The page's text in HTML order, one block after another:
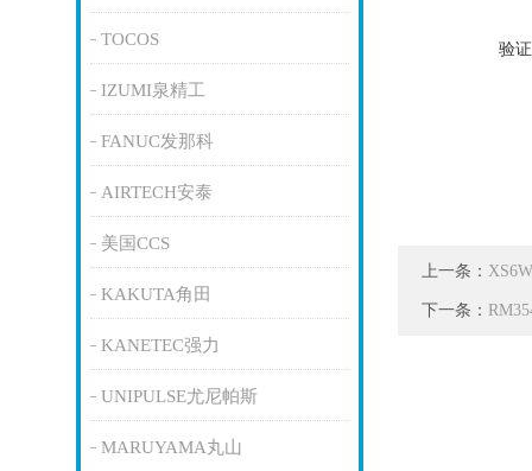
TOCOS
IZUMI泉精工
FANUC发那科
AIRTECH安泰
美国CCS
KAKUTA角田
KANETEC强力
UNIPULSE尤尼帕斯
MARUYAMA丸山
验
上一条：
下一条：